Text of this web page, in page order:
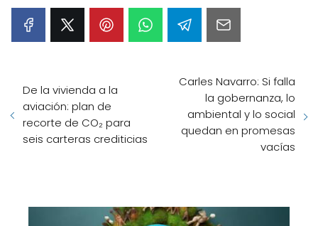
De la vivienda a la
aviación: plan de
recorte de CO₂ para
seis carteras crediticias
Carles Navarro: Si falla
la gobernanza, lo
ambiental y lo social
quedan en promesas
vacías